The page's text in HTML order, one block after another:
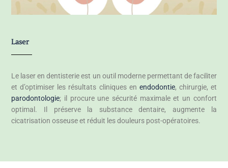
Laser
Le laser en dentisterie est un outil moderne permettant de faciliter
et d’optimiser les résultats cliniques en endodontie, chirurgie, et
parodontologie; il procure une sécurité maximale et un confort
optimal. Il préserve la substance dentaire, augmente la
cicatrisation osseuse et réduit les douleurs post-opératoires.